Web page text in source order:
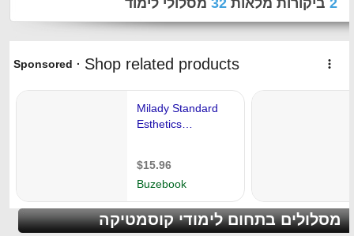
ביקורות מלאות32 מסלולי לימוד
בתחום לימודי קוסמטיקה